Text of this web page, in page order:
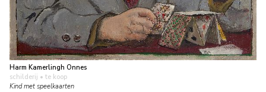
Harm Kamerlingh Onnes
schilderij • te koop
Kind met speelkaarten